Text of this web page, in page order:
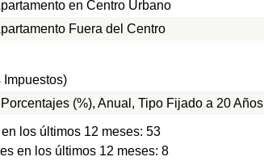
en Centro Urbano
Fuera del Centro
Impuestos)
(%), Anual, Tipo Fijado a 20 Años
los últimos 12 meses: 53
en los últimos 12 meses: 8